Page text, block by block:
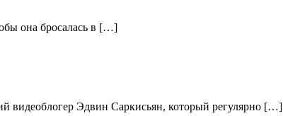
она бросалась в […]
видеоблогер Эдвин Саркисьян, который регулярно […]